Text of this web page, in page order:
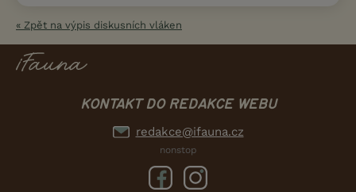
« Zpět na výpis diskusních vláken
KONTAKT DO REDAKCE WEBU
redakce@ifauna.cz
nonstop